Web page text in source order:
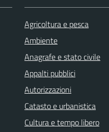
Agricoltura e pesca
Ambiente
Anagrafe e stato civile
Appalti pubblici
Autorizzazioni
Catasto e urbanistica
Cultura e tempo libero